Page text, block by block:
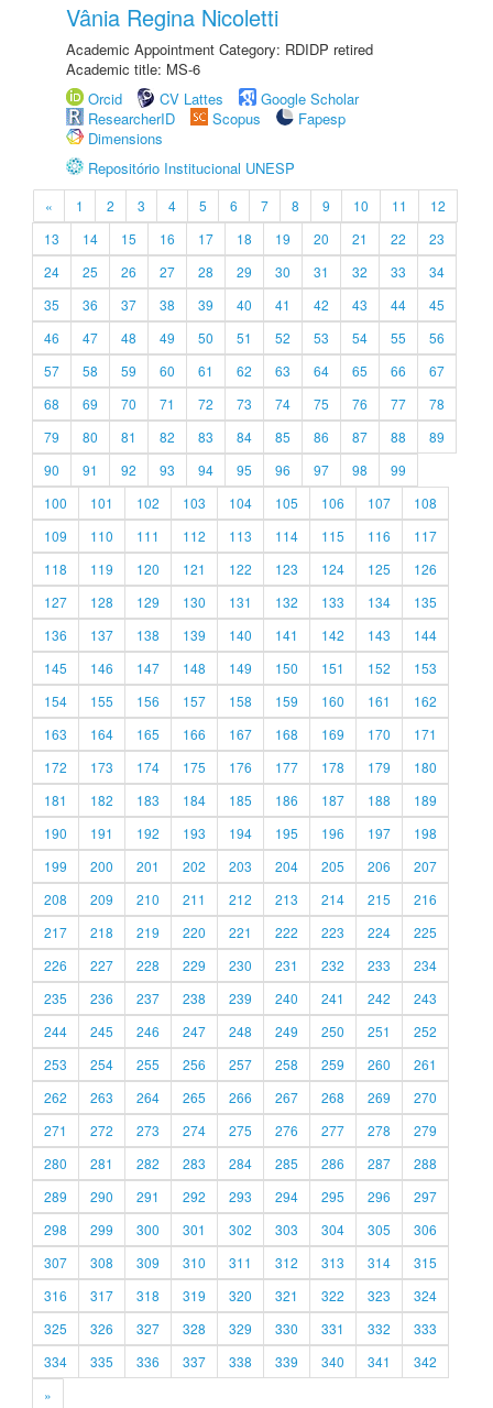
Vânia Regina Nicoletti
Academic Appointment Category: RDIDP retired
Academic title: MS-6
Orcid
CV Lattes
Google Scholar
ResearcherID
Scopus
Fapesp
Dimensions
Repositório Institucional UNESP
« 1 2 3 4 5 6 7 8 9 10 11
12
13
14 15 16 17 18 19 20 21 22
23
24
25 26 27 28 29 30 31 32 33
34
35
36 37 38 39 40 41 42 43 44
45
46
47 48 49 50 51 52 53 54 55
56
57
58 59 60 61 62 63 64 65 66
67
68
69 70 71 72 73 74 75 76 77
78
79
80 81 82 83 84 85 86 87 88
89
90
91 92 93 94 95 96 97 98
99
100
101 102 103 104 105 106 107
108
109
110 111 112 113 114 115 116
117
118
119 120 121 122 123 124 125
126
127
128 129 130 131 132 133 134
135
136
137 138 139 140 141 142 143
144
145
146 147 148 149 150 151 152
153
154
155 156 157 158 159 160 161
162
163
164 165 166 167 168 169 170
171
172
173 174 175 176 177 178 179
180
181
182 183 184 185 186 187 188
189
190
191 192 193 194 195 196 197
198
199
200 201 202 203 204 205 206
207
208
209 210 211 212 213 214 215
216
217
218 219 220 221 222 223 224
225
226
227 228 229 230 231 232 233
234
235
236 237 238 239 240 241 242
243
244
245 246 247 248 249 250 251
252
253
254 255 256 257 258 259 260
261
262
263 264 265 266 267 268 269
270
271
272 273 274 275 276 277 278
279
280
281 282 283 284 285 286 287
288
289
290 291 292 293 294 295 296
297
298
299 300 301 302 303 304 305
306
307
308 309 310 311 312 313 314
315
316
317 318 319 320 321 322 323
324
325
326 327 328 329 330 331 332
333
334
335 336 337 338 339 340 341
342
»